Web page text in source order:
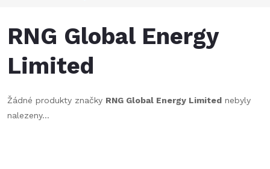
RNG Global Energy
Limited
Žádné produkty značky RNG Global Energy Limited nebyly
nalezeny...